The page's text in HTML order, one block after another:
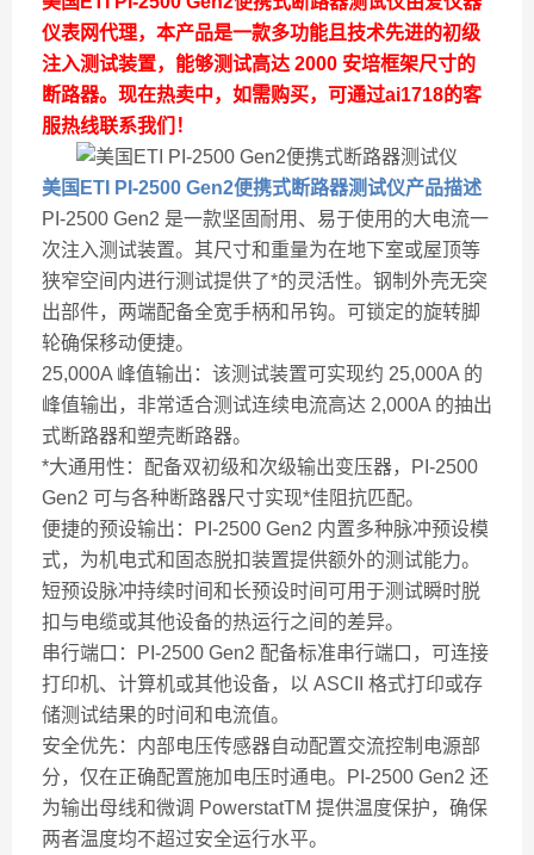
仪表网代理，本产品是一款多功能且技术先进的初级
注入测试装置，能够测试高达 2000 安培框架尺寸的
断路器。现在热卖中，如需购买，可通过ai1718的客
服热线联系我们！
美国ETI PI-2500 Gen2便携式断路器测试仪产品描述
PI-2500 Gen2 是一款坚固耐用、易于使用的大电流一
次注入测试装置。其尺寸和重量为在地下室或屋顶等
狭窄空间内进行测试提供了*的灵活性。钢制外壳无突
出部件，两端配备全宽手柄和吊钩。可锁定的旋转脚
轮确保移动便捷。
25,000A 峰值输出：该测试装置可实现约 25,000A 的
峰值输出，非常适合测试连续电流高达 2,000A 的抽出
式断路器和塑壳断路器。
*大通用性：配备双初级和次级输出变压器，PI-2500
Gen2 可与各种断路器尺寸实现*佳阻抗匹配。
便捷的预设输出：PI-2500 Gen2 内置多种脉冲预设模
式，为机电式和固态脱扣装置提供额外的测试能力。
短预设脉冲持续时间和长预设时间可用于测试瞬时脱
扣与电缆或其他设备的热运行之间的差异。
串行端口：PI-2500 Gen2 配备标准串行端口，可连接
打印机、计算机或其他设备，以 ASCII 格式打印或存
储测试结果的时间和电流值。
安全优先：内部电压传感器自动配置交流控制电源部
分，仅在正确配置施加电压时通电。PI-2500 Gen2 还
为输出母线和微调 PowerstatTM 提供温度保护，确保
两者温度均不超过安全运行水平。